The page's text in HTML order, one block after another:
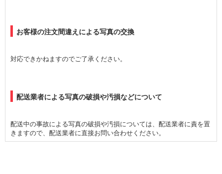
お客様の注文間違えによる写真の交換
対応できかねますのでご了承ください。
配送業者による写真の破損や汚損などについて
配送中の事故による写真の破損や汚損については、配送業者に責を置
きますので、配送業者に直接お問い合わせください。